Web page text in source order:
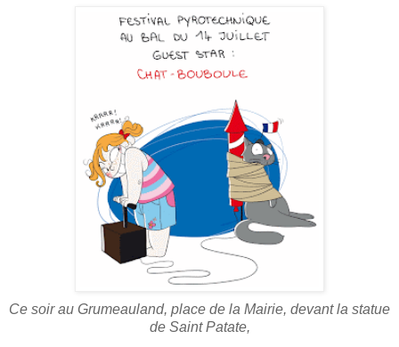
Ce soir au Grumeauland, place de la Mairie, devant la statue
de Saint Patate,